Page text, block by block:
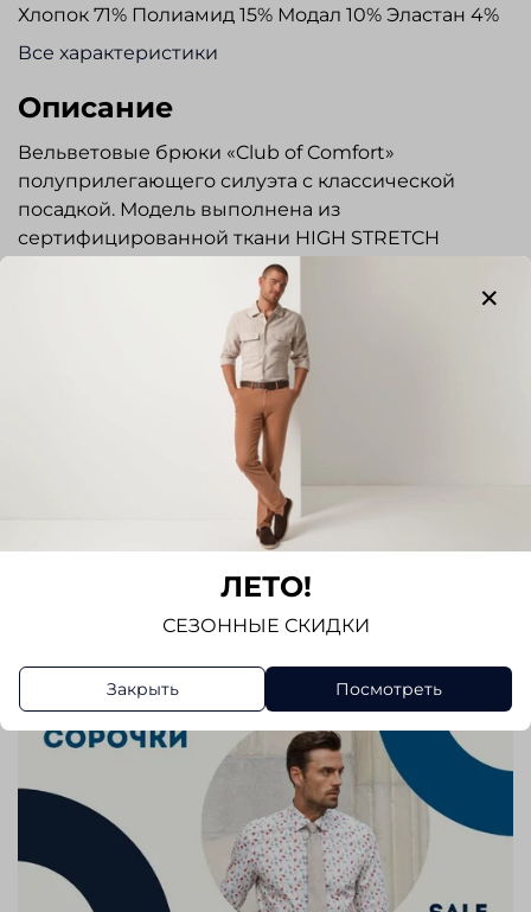
Хлопок 71% Полиамид 15% Модал 10% Эластан 4%
Все характеристики
Описание
Вельветовые брюки «Club of Comfort»
полуприлегающего силуэта с классической
посадкой. Модель выполнена из
сертифицированной ткани HIGH STRETCH
-материал повышенной эластичности, очень
комфортный в носке, устойчивый к деформации.
Гульфик на молнии, пояс застегивается на
пуговицу и крючок. На внутренней стороне
пояса, имеется эластичная тесьма. Задние
карманы с застежкой на пуговицы.
Предусмотрен потайной карман с застежкой на
молнии. Брюки прекрасно сочетаются с
сорочками и пиджаками повседневного стиля.
Отлично подходят для повседневной носки.
Отзывов еще никто не оставлял
Написать отзыв
ЛЕТО!
СЕЗОННЫЕ СКИДКИ
Закрыть Посмотреть